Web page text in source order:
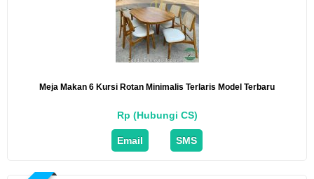
Meja Makan 6 Kursi Rotan Minimalis Terlaris Model Terbaru
Rp (Hubungi CS)
Email SMS